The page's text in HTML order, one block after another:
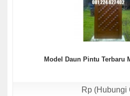
Model Daun Pintu Terbaru
Rp (Hubungi